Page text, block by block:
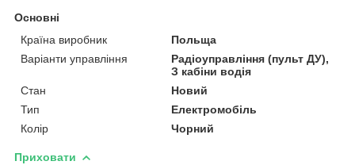
Основні
Країна виробник
Польща
Варіанти управління
Радіоуправління (пульт ДУ),
З кабіни водія
Стан
Новий
Тип
Електромобіль
Колір
Чорний
Приховати